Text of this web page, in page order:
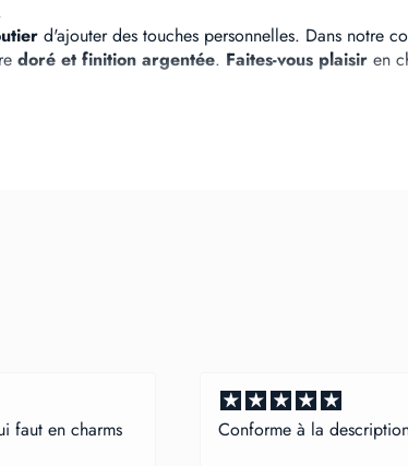
d'ajouter des touches personnelles. Dans notre
doré et finition argentée. Faites-vous plaisir en
à la description
Merci